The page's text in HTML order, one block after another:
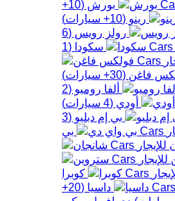
بورش (
10+
رينو (
10+ سيارات)
رولز رويس (
6
سكودا (
1
فاغن (
30+ سيارات)
ألفا روميو (
2
أودي (
4 سيارات)
بي إم دبليو (
3
بي
كوبرا
داسيا (
20+